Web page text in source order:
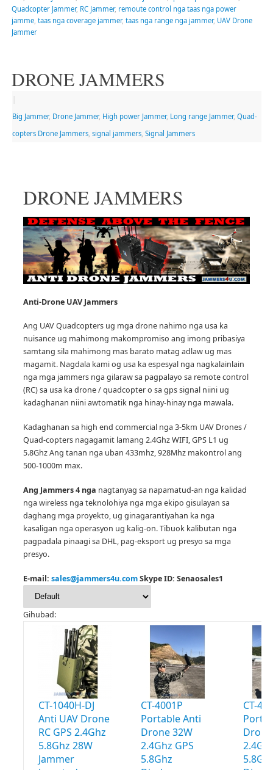
Quadcopter Jammer, RC Jammer, remoute control nga taas nga power
jamme, taas nga coverage jammer, taas nga range nga jammer, UAV Drone
Jammer
DRONE JAMMERS
Big Jammer, Drone Jammer, High power Jammer, Long range Jammer, Quad-
copters Drone Jammers, signal jammers, Signal Jammers
DRONE JAMMERS
Anti-Drone UAV Jammers
Ang UAV Quadcopters ug mga drone nahimo nga usa ka
nuisance ug mahimong makompromiso ang imong pribasiya
samtang sila mahimong mas barato matag adlaw ug mas
magamit. Nagdala kami og usa ka espesyal nga nagkalainlain
nga mga jammers nga gilaraw sa pagpalayo sa remote control
(RC) sa usa ka drone / quadcopter o sa gps signal niini ug
kadaghanan niini awtomatik nga hinay-hinay nga mawala.
Kadaghanan sa high end commercial nga 3-5km UAV Drones /
Quad-copters nagagamit lamang 2.4Ghz WIFI, GPS L1 ug
5.8Ghz Ang tanan nga uban 433mhz, 928Mhz makontrol ang
500-1000m max.
Ang Jammers 4 nga nagtanyag sa napamatud-an nga kalidad
nga wireless nga teknolohiya nga mga ekipo gisulayan sa
daghang mga proyekto, ug ginagarantiyahan ka nga
kasaligan nga operasyon ug kalig-on.Tibuok kalibutan nga
pagpadala pinaagi sa DHL, pag-eksport ug presyo sa mga
presyo.
E-mail: sales@jammers4u.comSkype ID: Senaosales1
Gihubad:
CT-1040H-DJ
Anti UAV Drone
RC GPS 2.4Ghz
5.8Ghz 28W
Jammer
CT-4001P
Portable Anti
Drone 32W
2.4Ghz GPS
5.8Ghz
CT-